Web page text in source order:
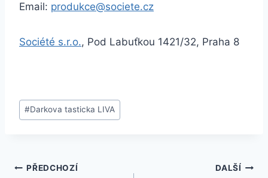
Email: produkce@societe.cz
Société s.r.o., Pod Labuťkou 1421/32, Praha 8
#Darkova tasticka LIVA
PŘEDCHOZÍ DALŠÍ